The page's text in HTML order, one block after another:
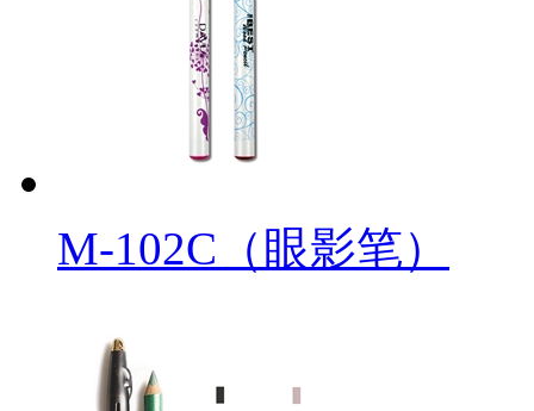
M-102C（眼影笔）